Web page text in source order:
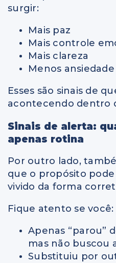
surgir:
Mais paz
Mais controle
Mais clareza
Menos ansiedade
Esses são sinais de
acontecendo dentro
Sinais de alerta:
apenas rotina
Por outro lado,
que o propósito
vivido da forma
Fique atento se você:
Apenas “parou”
mas não buscou
Substituiu por